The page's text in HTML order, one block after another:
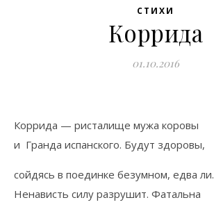
СТИХИ
Коррида
01.10.2016
Коррида — ристалище мужа коровы
и Гранда испанского. Будут здоровы,
сойдясь в поединке безумном, едва ли.
Ненависть силу разрушит. Фатальна